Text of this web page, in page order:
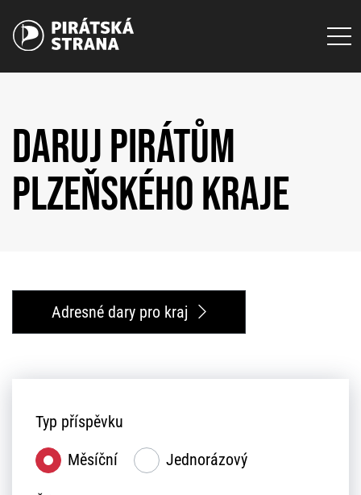
DARUJ PIRÁTŮM
PLZEŇSKÉHO KRAJE
Adresné dary pro kraj
Typ příspěvku
Měsíční
Jednorázový